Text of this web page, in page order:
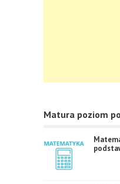
Matura poziom